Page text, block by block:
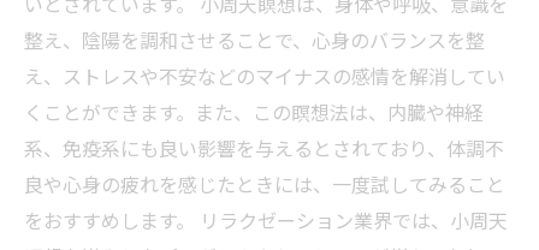
整え、陰陽を調和させることで、心身のバランスを整
え、ストレスや不安などのマイナスの感情を解消してい
くことができます。また、この瞑想法は、内臓や神経
系、免疫系にも良い影響を与えるとされており、体調不
良や心身の疲れを感じたときには、一度試してみること
をおすすめします。 リラクゼーション業界では、小周天